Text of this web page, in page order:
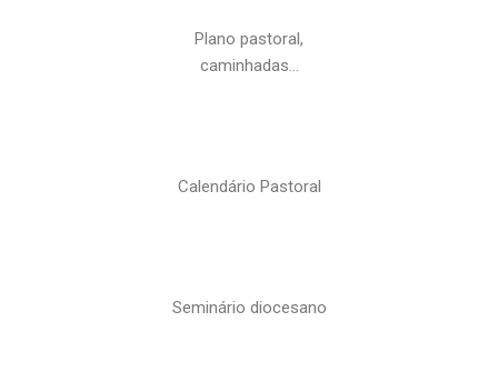
Plano pastoral,
caminhadas…
Calendário Pastoral
Seminário diocesano